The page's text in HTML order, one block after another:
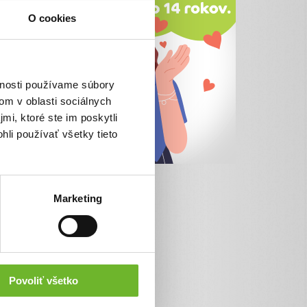
O cookies
používame súbory
v oblasti sociálnych
ktoré ste im poskytli
používať všetky tieto
Marketing
Povoliť všetko